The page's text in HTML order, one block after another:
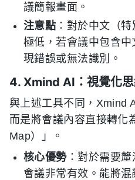
議簡報畫面。
注意點 ：對於中文（
極低，若會議中包含
現錯誤或無法識別。
4. Xmind AI：視覺化思
與上述工具不同，Xmind
而是將會議內容直接轉化
Map）」。
核心優勢：對於需要釐
會議非常有效。能將